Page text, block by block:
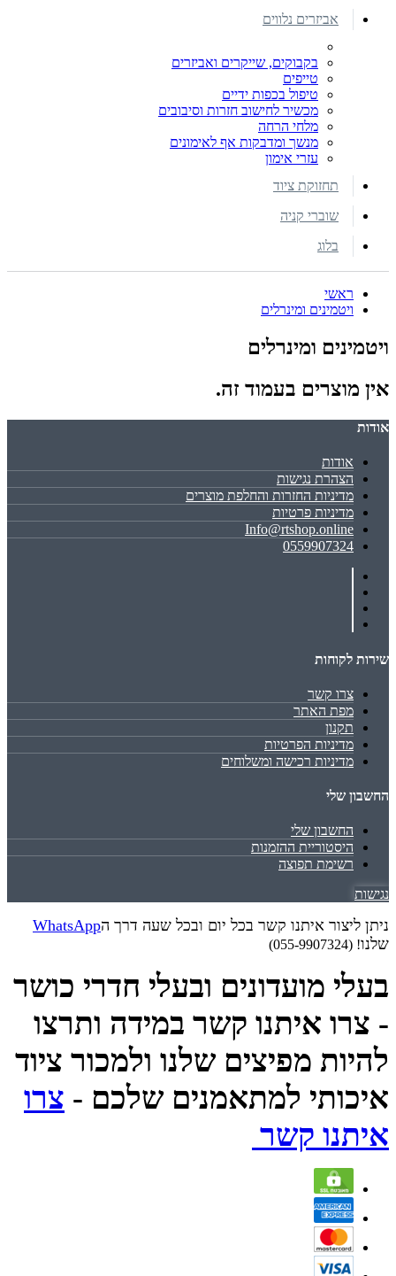
אביזרים נלווים
בקבוקים, שייקרים ואביזרים
טייפים
טיפול בכפות ידיים
מכשיר לחישוב חזרות וסיבובים
מלחי הרחה
מנשך ומדבקות אף לאימונים
עזרי אימון
תחזוקת ציוד
שוברי קניה
בלוג
ראשי
ויטמינים ומינרלים
ויטמינים ומינרלים
אין מוצרים בעמוד זה.
אודות
אודות
הצהרת נגישות
מדיניות החזרות והחלפת מוצרים
מדיניות פרטיות
Info@rtshop.online
0559907324
שירות לקוחות
צרו קשר
מפת האתר
תקנון
מדיניות הפרטיות
מדיניות רכישה ומשלוחים
החשבון שלי
החשבון שלי
היסטוריית ההזמנות
רשימת תפוצה
נגישות
ניתן ליצור איתנו קשר בכל יום ובכל שעה דרך הWhatsApp
שלנו! (055-9907324)
בעלי מועדונים ובעלי חדרי כושר
- צרו איתנו קשר במידה ותרצו
להיות מפיצים שלנו ולמכור ציוד
איכותי למתאמנים שלכם - צרו
איתנו קשר